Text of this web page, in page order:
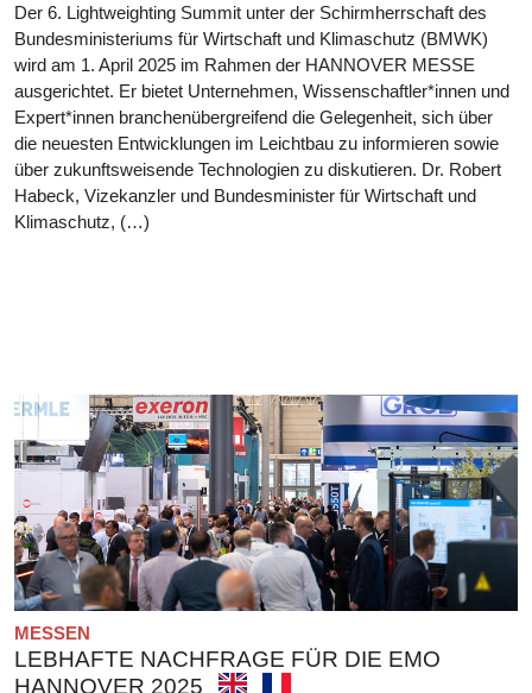
Der 6. Lightweighting Summit unter der Schirmherrschaft des
Bundesministeriums für Wirtschaft und Klimaschutz (BMWK)
wird am 1. April 2025 im Rahmen der HANNOVER MESSE
ausgerichtet. Er bietet Unternehmen, Wissenschaftler*innen und
Expert*innen branchenübergreifend die Gelegenheit, sich über
die neuesten Entwicklungen im Leichtbau zu informieren sowie
über zukunftsweisende Technologien zu diskutieren. Dr. Robert
Habeck, Vizekanzler und Bundesminister für Wirtschaft und
Klimaschutz, (…)
MESSEN
LEBHAFTE NACHFRAGE FÜR DIE EMO
HANNOVER 2025